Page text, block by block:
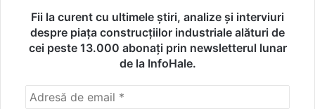
Fii la curent cu ultimele știri, analize și interviuri
despre piața construcțiilor industriale alături de
cei peste 13.000 abonați prin newsletterul lunar
de la InfoHale.